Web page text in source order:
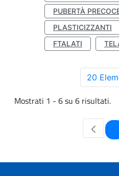
PUBERTÀ
PLASTICIZZANTI
FTALATI
20
Mostrati 1 - 6 su 6 risultati.